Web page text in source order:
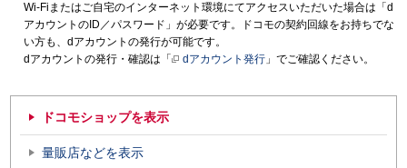
Wi-Fiまたはご自宅のインターネット環境にてアクセスいただいた場合は「d
アカウントのID／パスワード」が必要です。ドコモの契約回線をお持ちでな
い方も、dアカウントの発行が可能です。
dアカウントの発行・確認は「
dアカウント発行 」でご確認ください。
ドコモショップを表示
量販店などを表示